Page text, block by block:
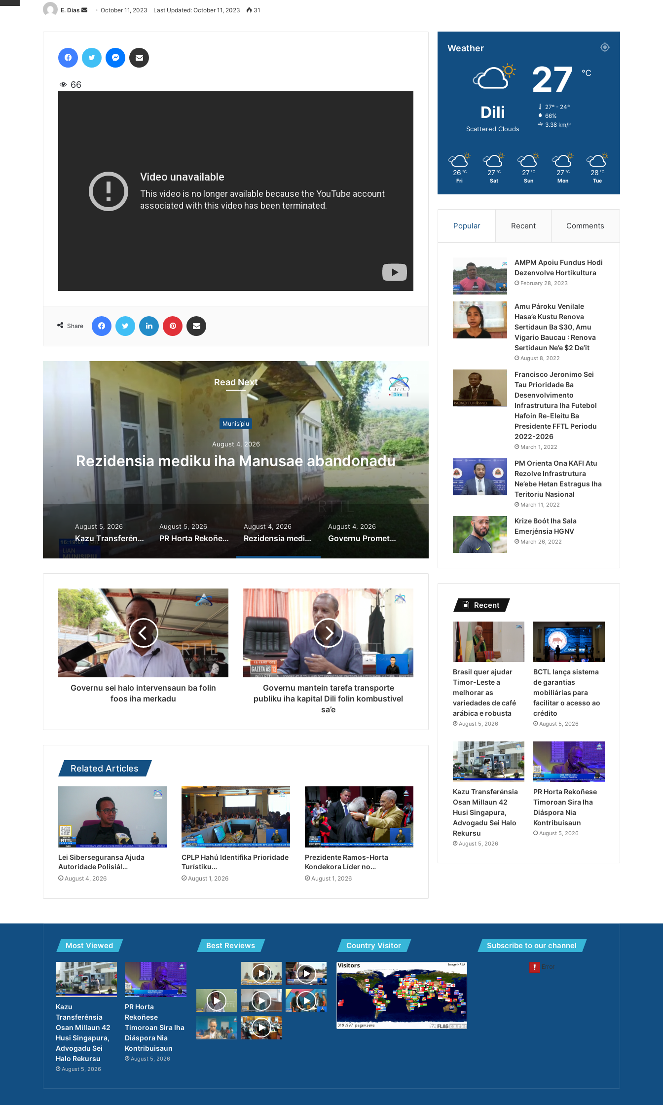
E. Dias
Send
email
October 11, 2023 Last Updated: October 11, 2023 31
66
Share
Read Next
Munisípiu
August 4, 2026
Rezidensia mediku iha Manusae abandonadu
Governu Promete Tau
Minerais no Setór
August 5, 2026
Kazu Transferénsia Osan Millaun 42 Husi Singapura, Advogadu Sei Halo Rekursu
August 5, 2026
PR Horta Rekoñese Timoroan Sira Iha Diáspora Nia Kontribuisaun
August 4, 2026
Rezidensia mediku iha Manusae abandonadu
August 4, 2026
Governu Promete Tau Prioridade ba Setór Minerais no Setór Produtivu
Governu sei halo intervensaun ba folin
foos iha merkadu
Governu mantein tarefa transporte
publiku iha kapital Dili folin kombustivel
sa’e
Related Articles
Lei Siberseguransa Ajuda
Autoridade Polisiál…
August 4, 2026
CPLP Hahú Identifika Prioridade
Turístiku…
August 1, 2026
Prezidente Ramos-Horta
Kondekora Líder no…
August 1, 2026
Weather
Dili
Scattered Clouds
27 ℃
27º - 24º
66%
3.38 km/h
26 ℃
Fri
27 ℃
Sat
27 ℃
Sun
27 ℃
Mon
28 ℃
Tue
Popular Recent Comments
AMPM Apoiu Fundus Hodi
Dezenvolve Hortikultura
February 28, 2023
Amu Pároku Venilale
Hasa’e Kustu Renova
Sertidaun Ba $30, Amu
Vigario Baucau : Renova
Sertidaun Ne’e $2 De’it
August 8, 2022
Francisco Jeronimo Sei
Tau Prioridade Ba
Desenvolvimento
Infrastrutura Iha Futebol
Hafoin Re-Eleitu Ba
Presidente FFTL Periodu
2022-2026
March 1, 2022
PM Orienta Ona KAFI Atu
Rezolve Infrastrutura
Ne’ebe Hetan Estragus Iha
Teritoriu Nasional
March 11, 2022
Krize Boót Iha Sala
Emerjénsia HGNV
March 26, 2022
Recent
Brasil quer ajudar
Timor-Leste a
melhorar as
variedades de café
arábica e robusta
August 5, 2026
BCTL lança sistema
de garantias
mobiliárias para
facilitar o acesso ao
crédito
August 5, 2026
Kazu Transferénsia
Osan Millaun 42
Husi Singapura,
Advogadu Sei Halo
Rekursu
August 5, 2026
PR Horta Rekoñese
Timoroan Sira Iha
Diáspora Nia
Kontribuisaun
August 5, 2026
Most Viewed
Kazu
Transferénsia
Osan Millaun 42
Husi Singapura,
Advogadu Sei
Halo Rekursu
August 5, 2026
PR Horta
Rekoñese
Timoroan Sira Iha
Diáspora Nia
Kontribuisaun
August 5, 2026
Best Reviews Country Visitor Subscribe to our channel